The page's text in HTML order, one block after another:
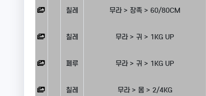
칠레 무라 > 장족 > 60/80CM
칠레 무라 > 귀 > 1KG UP
페루 무라 > 귀 > 1KG UP
칠레 무라 > 몸 > 2/4KG